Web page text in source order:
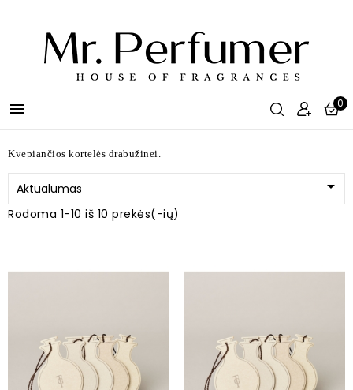
 0
Kvepiančios kortelės drabužinei.
Aktualumas 
Rodoma 1-10 iš 10 prekės(-ių)